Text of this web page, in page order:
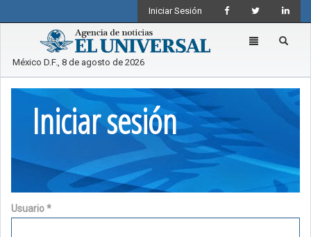
Iniciar Sesión
Toggle
México D.F., 8 de agosto de 2026
Iniciar sesión
Usuario*